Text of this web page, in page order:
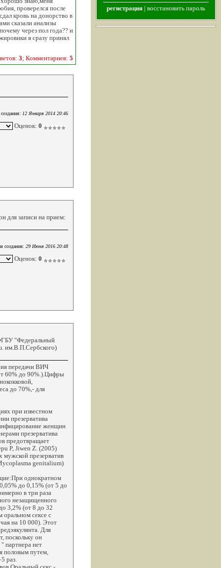
проверелся после
кровь на донорство в
сказали анализы
через пол года?? и
я сразу принял
3; Комментариев: 5
12 Января 2014 20:46
Оценок: 0
для записи на прием:
создания: 29 Июня 2016 20:48
Оценок: 0
"Федеральный
им.В.П.Сербского)
передачи ВИЧ
60% до 90%.).Цифры
до 70%,- для
при известном
презерватива
женщин
презерватива
предотвращает
P, Jiwen Z. (2005)
презерватив
genitalium)
однократном
до 0,15% (от 5 до
в три раза
незащищенного
3,2% (от 8 до 32
сексе с
на 10 000). Этот
Для
поскольку он
партнера нет
половым путем,
раз.
регистрация | восстановить пароль